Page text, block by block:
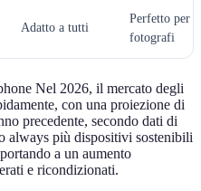
Adatto a tutti
Perfetto per
fotografi
Nel 2026, il mercato degli
con una proiezione di
precedente, secondo dati di
always più dispositivi sostenibili
a un aumento
e ricondizionati.